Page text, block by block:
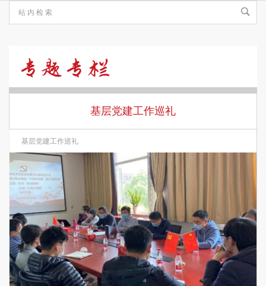
层
党
建
工
作
基层党建工作巡礼
基层党建工作巡礼